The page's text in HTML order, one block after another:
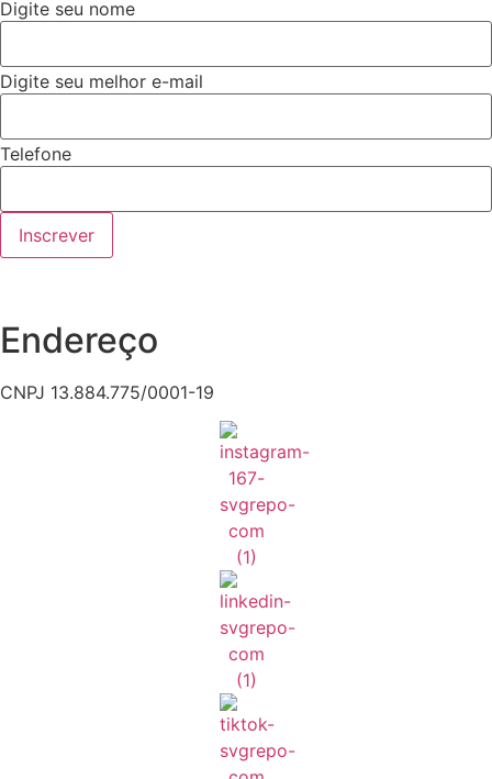
Digite seu nome
Digite seu melhor e-mail
Telefone
Inscrever
Endereço
CNPJ 13.884.775/0001-19